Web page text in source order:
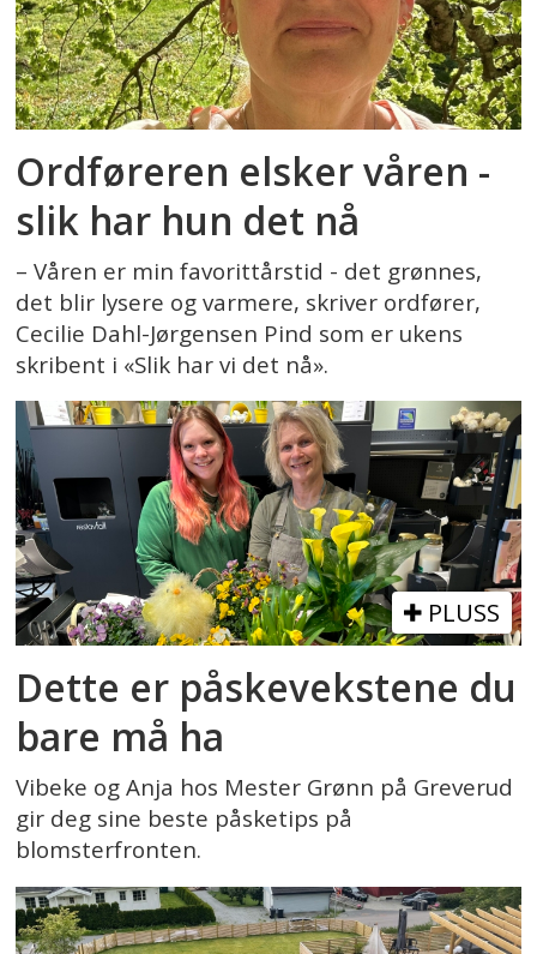
Ordføreren elsker våren -
slik har hun det nå
– Våren er min favorittårstid - det grønnes,
det blir lysere og varmere, skriver ordfører,
Cecilie Dahl-Jørgensen Pind som er ukens
skribent i «Slik har vi det nå».
PLUSS
Dette er påskevekstene du
bare må ha
Vibeke og Anja hos Mester Grønn på Greverud
gir deg sine beste påsketips på
blomsterfronten.